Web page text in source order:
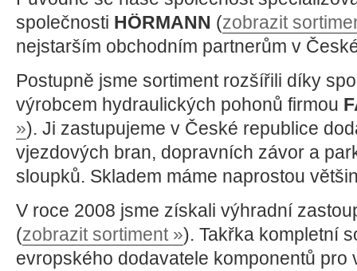
společnosti HÖRMANN (zobrazit
nejstarším obchodním partnerům v
Postupně jsme sortiment rozšířili díky
výrobcem hydraulických pohonů firmou
»). Ji zastupujeme v České republice
vjezdových bran, dopravních závor a
sloupků. Skladem máme naprostou
V roce 2008 jsme získali výhradní
(zobrazit sortiment »). Takřka kompletní
evropského dodavatele komponentů pro